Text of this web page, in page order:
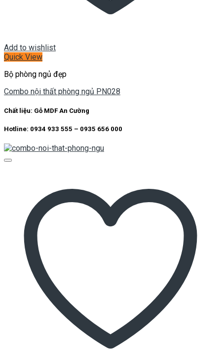
Add to wishlist
Quick View
Bộ phòng ngủ đẹp
Combo nội thất phòng ngủ PN028
Chất liệu: Gỗ MDF An Cường
Hotline: 0934 933 555 – 0935 656 000